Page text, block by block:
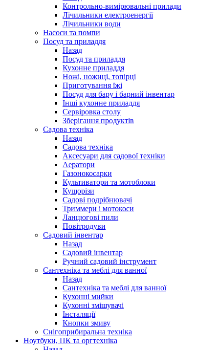
Контрольно-вимірювальні прилади
Лічильники електроенергії
Лічильники води
Насоси та помпи
Посуд та приладдя
Назад
Посуд та приладдя
Кухонне приладдя
Ножі, ножиці, топірці
Приготування їжі
Посуд для бару і барний інвентар
Інші кухонне приладдя
Сервіровка столу
Зберігання продуктів
Садова техніка
Назад
Садова техніка
Аксесуари для садової техніки
Аератори
Газонокосарки
Культиватори та мотоблоки
Кущорізи
Садові подрібнювачі
Триммери і мотокоси
Ланцюгові пили
Повітродуви
Садовий інвентар
Назад
Садовий інвентар
Ручний садовий інструмент
Сантехніка та меблі для ванної
Назад
Сантехніка та меблі для ванної
Кухонні мийки
Кухонні змішувачі
Інсталяції
Кнопки змиву
Снігоприбиральна техніка
Ноутбуки, ПК та оргтехніка